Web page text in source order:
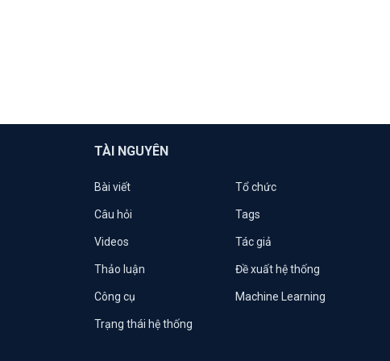
TÀI NGUYÊN
Bài viết Tổ chức
Câu hỏi Tags
Videos Tác giả
Thảo luận Đề xuất hệ thống
Công cụ Machine Learning
Trạng thái hệ thống